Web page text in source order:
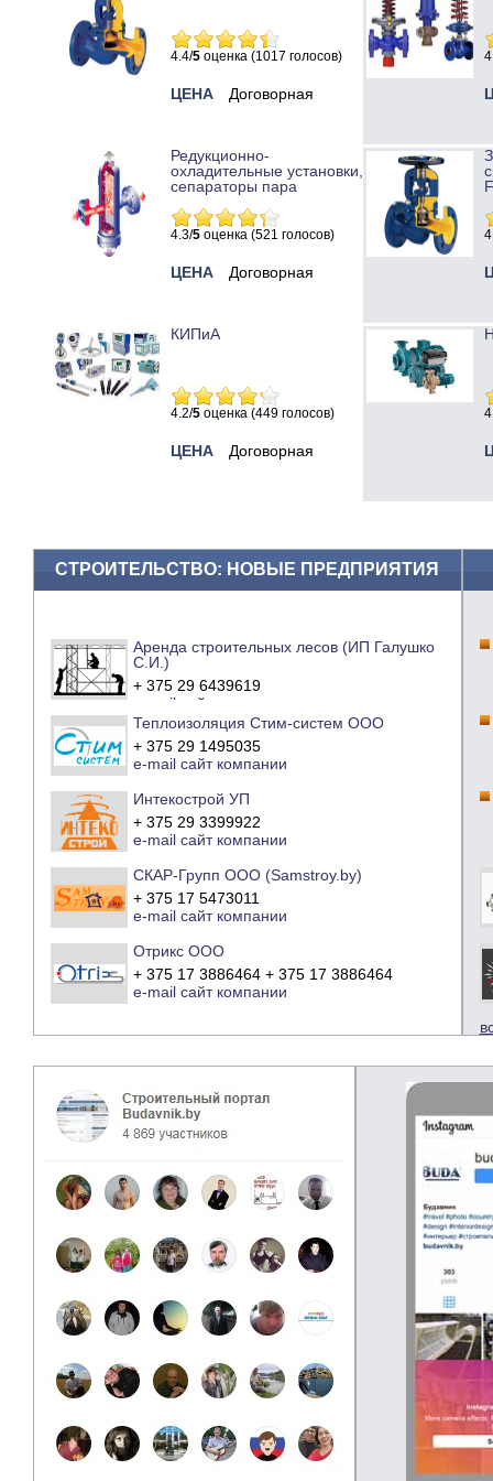
4.4/5 оценка (1017 голосов)
ЦЕНА Договорная
Редукционно-
охладительные установки,
сепараторы пара
4.3/5 оценка (521 голосов)
ЦЕНА Договорная
КИПиА
4.2/5 оценка (449 голосов)
ЦЕНА Договорная
СТРОИТЕЛЬСТВО: НОВЫЕ ПРЕДПРИЯТИЯ
Аренда строительных лесов (ИП Галушко
С.И.)
+ 375 29 6439619
e-mail
сайт компании
Теплоизоляция Стим-систем ООО
+ 375 29 1495035
e-mail сайт компании
Интекострой УП
+ 375 29 3399922
e-mail сайт компании
СКАР-Групп ООО (Samstroy.by)
+ 375 17 5473011
e-mail сайт компании
Отрикс ООО
+ 375 17 3886464 + 375 17 3886464
e-mail сайт компании